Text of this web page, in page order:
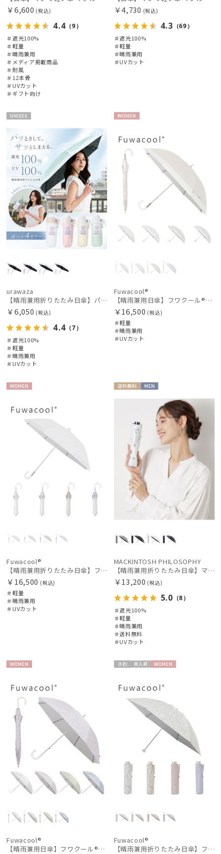
￥6,600 (税込)
4.4 （9）
＃遮光100%
＃軽量
＃晴雨兼用
＃メディア掲載商品
＃耐風
＃12本骨
＃UVカット
＃ギフト向け
￥4,730 (税込)
4.3 （69）
＃遮光100%
＃軽量
＃晴雨兼用
＃UVカット
urawaza
【晴雨兼用折りたたみ日傘】パッとさして、サッとしまえる傘コワザ(kowaza) ボーダー 50 遮光100% UV100%
￥6,050 (税込)
4.4 （7）
＃遮光100%
＃軽量
＃晴雨兼用
＃UVカット
N
Fuwacool®
【晴雨兼用日傘】フワクール®ホワイト（Fuwacool® White）バイカラー 1級遮光 遮熱 UV99%以上
￥16,500 (税込)
＃軽量
＃晴雨兼用
＃UVカット
N
Fuwacool®
【晴雨兼用折りたたみ日傘】フワクール®ホワイト（Fuwacool® White）トーンonトーン 1級遮光 遮熱 UV99%以上
￥16,500 (税込)
＃軽量
＃晴雨兼用
＃UVカット
MACKINTOSH PHILOSOPHY
【晴雨兼用折りたたみ日傘】マッキントッシュ フィロソフィー (MACKINTOSH PHILOSOPHY)コーギー 雨の日OK 軽量 遮光100％ 遮熱 UV
￥13,200 (税込)
5.0 （8）
＃遮光100%
＃軽量
＃晴雨兼用
＃送料無料
＃UVカット
N
Fuwacool®
【晴雨兼用日傘】フワクール®ホワイト（Fuwacool® White）ボタニカルグリッター 遮光100 UV100
Fuwacool®
【晴雨兼用折りたたみ日傘】フワクール®ホワイト（Fuwacool® White）ラインフラワー 遮光100 UV100